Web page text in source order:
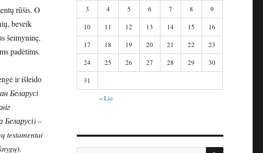
rūšis. O
beveik
šeimyninę,
padėtims.
ir išleido
Беларусі
Беларусі)–
testamentai
).
3
4 5 6 7 8
9
10
11 12 13 14 15
16
17
18 19 20 21 22
23
24
25 26 27 28 29
30
31
« Lie
IEŠKOTI